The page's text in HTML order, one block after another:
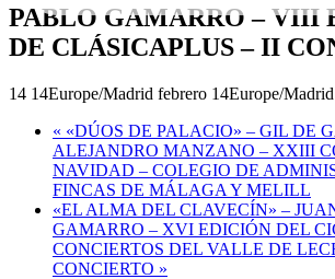
PABLO GAMARRO – VIII
DE CLÁSICAPLUS – II
14 14Europe/Madrid febrero 14Europe/
« «DÚOS DE PALACIO» – GIL DE
ALEJANDRO MANZANO – XXIII
NAVIDAD – COLEGIO DE
FINCAS DE MÁLAGA Y MELILL
«EL ALMA DEL CLAVECÍN» –
GAMARRO – XVI EDICIÓN DEL
CONCIERTOS DEL VALLE DE
CONCIERTO »